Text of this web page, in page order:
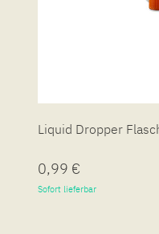
Liquid Dropper
0,99 €
Sofort lieferbar